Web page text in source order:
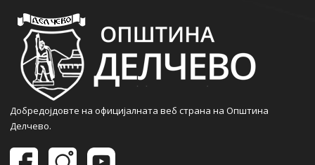
Добредојдовте на официјалната веб страна на Општина
Делчево.